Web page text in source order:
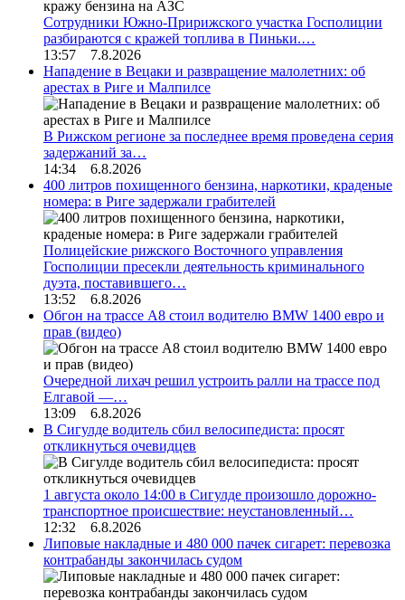
Сотрудники Южно-Пририжского участка Госполиции
разбираются с кражей топлива в Пиньки.…
13:57 7.8.2026
Нападение в Вецаки и развращение малолетних: об
арестах в Риге и Малпилсе
В Рижском регионе за последнее время проведена серия
задержаний за…
14:34 6.8.2026
400 литров похищенного бензина, наркотики, краденые
номера: в Риге задержали грабителей
Полицейские рижского Восточного управления
Госполиции пресекли деятельность криминального
дуэта, поставившего…
13:52 6.8.2026
Обгон на трассе А8 стоил водителю BMW 1400 евро и
прав (видео)
Очередной лихач решил устроить ралли на трассе под
Елгавой —…
13:09 6.8.2026
В Сигулде водитель сбил велосипедиста: просят
откликнуться очевидцев
1 августа около 14:00 в Сигулде произошло дорожно-
транспортное происшествие: неустановленный…
12:32 6.8.2026
Липовые накладные и 480 000 пачек сигарет: перевозка
контрабанды закончилась судом